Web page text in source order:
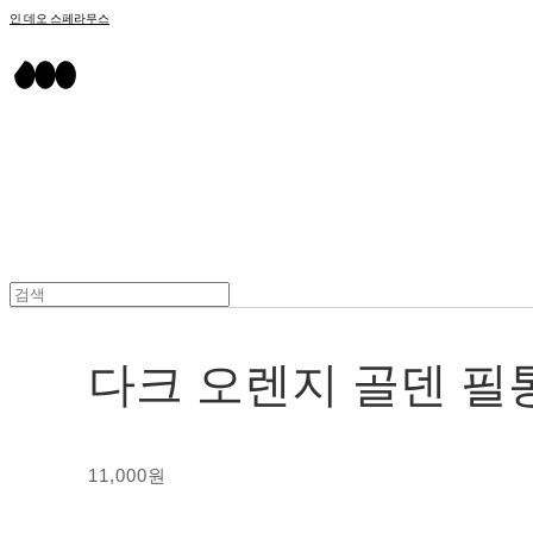
인 데오 스페라무스
다크 오렌지 골덴 필
11,000원